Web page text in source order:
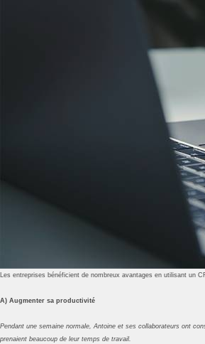
Les entreprises bénéficient de nombreux avantages en utilisant
A) Augmenter sa productivité
Pendant une semaine normale, Antoine et ses collaborateurs ont
prenaient beaucoup de leur temps de travail.